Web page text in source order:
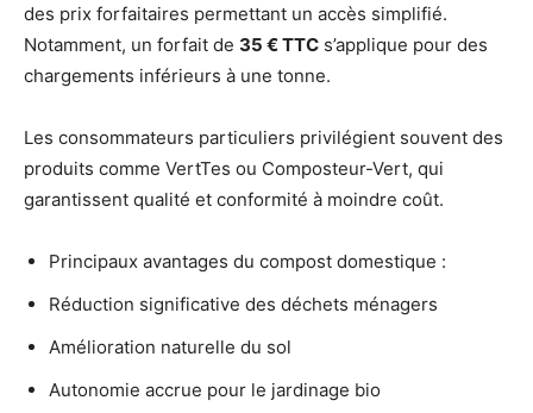
des prix forfaitaires permettant un accès simplifié.
Notamment, un forfait de 35 € TTC s’applique pour des
chargements inférieurs à une tonne.
Les consommateurs particuliers privilégient souvent des
produits comme VertTes ou Composteur-Vert, qui
garantissent qualité et conformité à moindre coût.
Principaux avantages du compost domestique :
Réduction significative des déchets ménagers
Amélioration naturelle du sol
Autonomie accrue pour le jardinage bio